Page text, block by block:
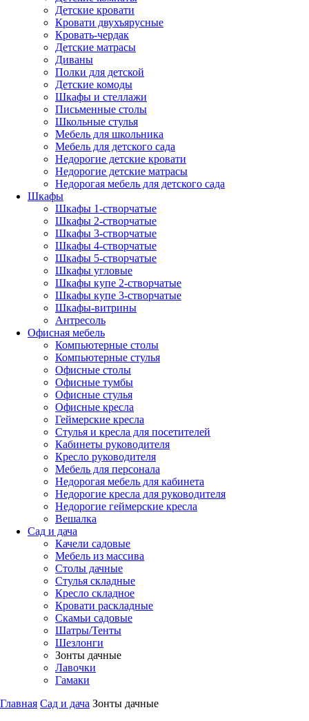
Детские кровати
Кровати двухъярусные
Кровать-чердак
Детские матрасы
Диваны
Полки для детской
Детские комоды
Шкафы и стеллажи
Письменные столы
Школьные стулья
Мебель для школьника
Мебель для детского сада
Недорогие детские кровати
Недорогие детские матрасы
Недорогая мебель для детского сада
Шкафы
Шкафы 1-створчатые
Шкафы 2-створчатые
Шкафы 3-створчатые
Шкафы 4-створчатые
Шкафы 5-створчатые
Шкафы угловые
Шкафы купе 2-створчатые
Шкафы купе 3-створчатые
Шкафы-витрины
Антресоль
Офисная мебель
Компьютерные столы
Компьютерные стулья
Офисные столы
Офисные тумбы
Офисные стулья
Офисные кресла
Геймерские кресла
Стулья и кресла для посетителей
Кабинеты руководителя
Кресло руководителя
Мебель для персонала
Недорогая мебель для кабинета
Недорогие кресла для руководителя
Недорогие геймерские кресла
Вешалка
Сад и дача
Качели садовые
Мебель из массива
Столы дачные
Стулья складные
Кресло складное
Кровати раскладные
Скамьи садовые
Шатры/Тенты
Шезлонги
Зонты дачные
Лавочки
Гамаки
Главная Сад и дача Зонты дачные